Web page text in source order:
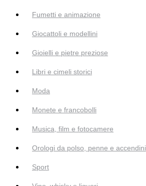
Fumetti e animazione
Giocattoli e modellini
Gioielli e pietre preziose
Libri e cimeli storici
Moda
Monete e francobolli
Musica, film e fotocamere
Orologi da polso, penne e accendini
Sport